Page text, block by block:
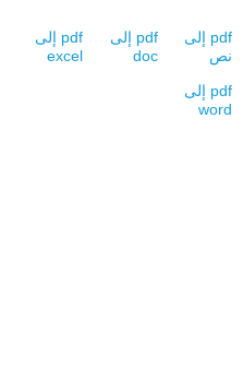
pdf إلى
نص
pdf إلى
doc
pdf إلى
excel
pdf إلى
word